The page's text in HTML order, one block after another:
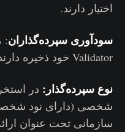
اختیار دارند.
سودآوری سپرده‌گذاران:
Validator خود ذخیره دارند.
نوع سپرده‌گذار: در
شخصی (دارای نود
سازمانی تحت عنوان